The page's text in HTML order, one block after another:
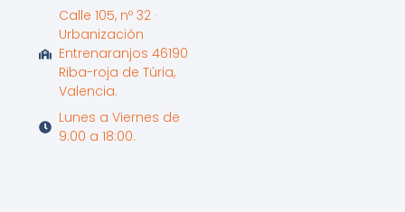
Calle 105, nº 32 ·
Urbanización
Entrenaranjos 46190
Riba-roja de Túria,
Valencia.
Lunes a Viernes de
9:00 a 18:00.